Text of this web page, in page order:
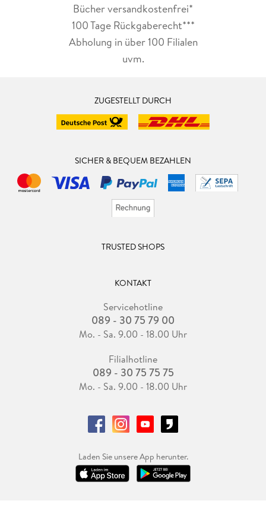
Bücher versandkostenfrei*
100 Tage Rückgaberecht***
Abholung in über 100 Filialen
uvm.
ZUGESTELLT DURCH
SICHER & BEQUEM BEZAHLEN
TRUSTED SHOPS
KONTAKT
Servicehotline
089 - 30 75 79 00
Mo. - Sa. 9.00 - 18.00 Uhr
Filialhotline
089 - 30 75 75 75
Mo. - Sa. 9.00 - 18.00 Uhr
Laden Sie unsere App herunter.